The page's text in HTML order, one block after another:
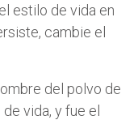
estilo de vida en
cambie el
del polvo de
vida, y fue el